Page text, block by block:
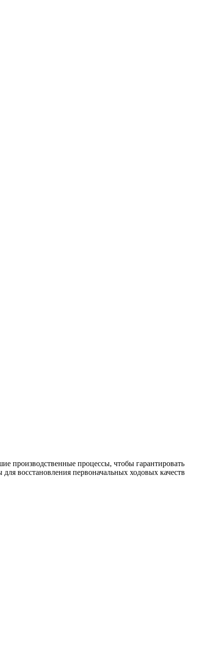
производственные процессы, чтобы гарантировать
восстановления первоначальных ходовых качеств